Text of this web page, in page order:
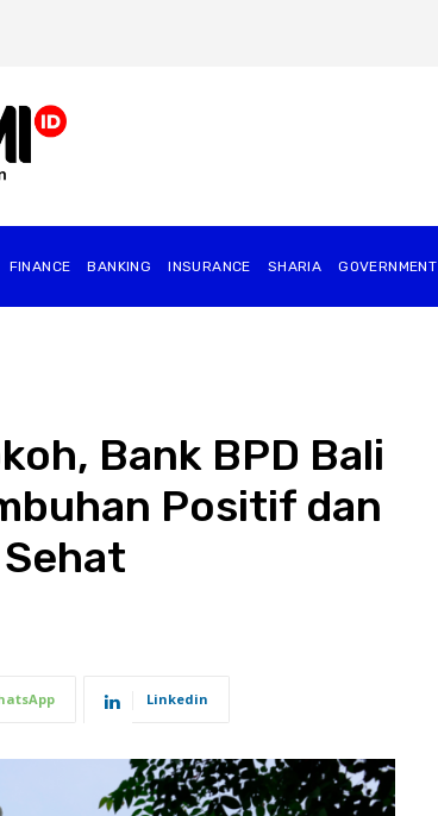
FINANCE BANKING INSURANCE SHARIA GOVERNMENT
Bank BPD Bali
Positif dan
Linkedin